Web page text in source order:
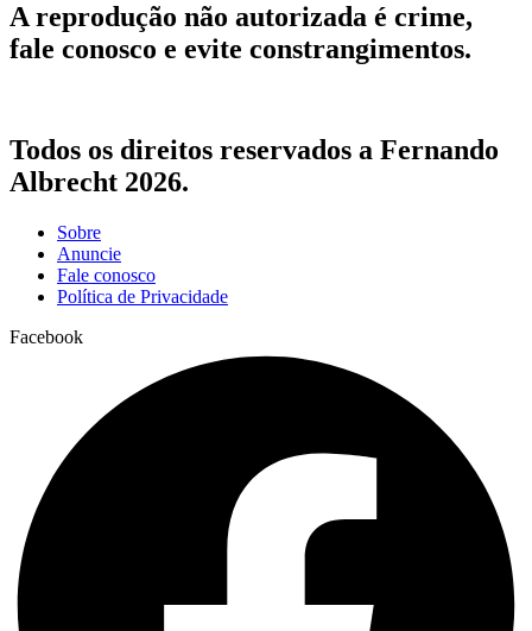
A reprodução não autorizada é crime,
fale conosco e evite constrangimentos.
Todos os direitos reservados a Fernando
Albrecht 2026.
Sobre
Anuncie
Fale conosco
Política de Privacidade
Facebook